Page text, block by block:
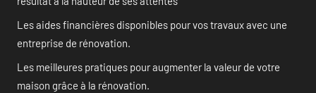
Les aides financières disponibles pour vos travaux avec une
entreprise de rénovation.
Les meilleures pratiques pour augmenter la valeur de votre
maison grâce à la rénovation.